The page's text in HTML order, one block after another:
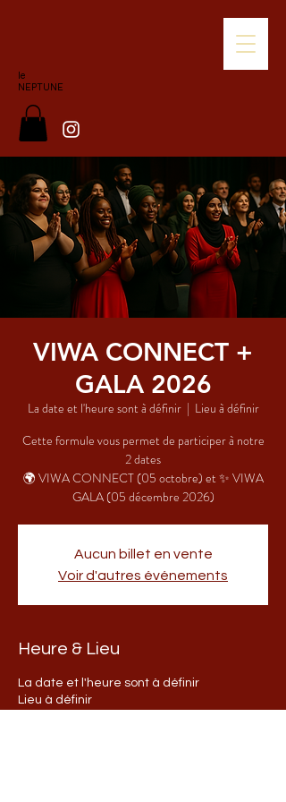
le
NEPTUNE
VIWA CONNECT +
GALA 2026
La date et l'heure sont à définir
  |
Lieu à définir
Cette formule vous permet de participer à notre
2 dates
🌍 VIWA CONNECT (05 octobre) et ✨ VIWA
GALA (05 décembre 2026)
Aucun billet en vente
Voir d'autres événements
Heure & Lieu
La date et l'heure sont à définir
Lieu à définir